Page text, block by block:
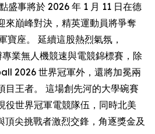
盛事將於 2026 年 1 月 11 日在德
來巔峰對決，精英運動員將爭奪
座。 延續這股熱烈氣氛，
業無人機競速與電競錦標賽，除
2026 世界冠軍外，還將加冕兩
目王者。 這場創先河的大學碗賽
役世界冠軍電競隊伍，同時北美
尖挑戰者激烈交鋒，角逐獎金及